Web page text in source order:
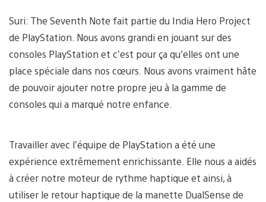
Suri: The Seventh Note fait partie du India Hero Project
de PlayStation. Nous avons grandi en jouant sur des
consoles PlayStation et c’est pour ça qu’elles ont une
place spéciale dans nos cœurs. Nous avons vraiment hâte
de pouvoir ajouter notre propre jeu à la gamme de
consoles qui a marqué notre enfance.
Travailler avec l’équipe de PlayStation a été une
expérience extrêmement enrichissante. Elle nous a aidés
à créer notre moteur de rythme haptique et ainsi, à
utiliser le retour haptique de la manette DualSense de